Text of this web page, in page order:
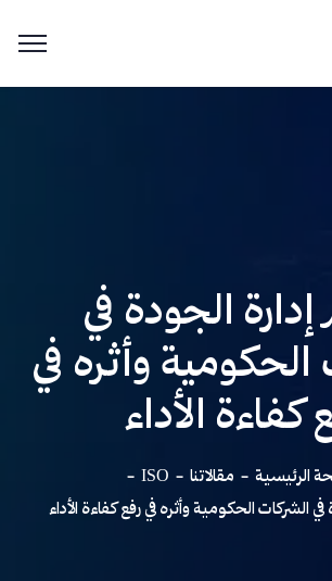
الجودة في
وأثره في
كفاءة الأداء
الرئيسية مقالاتنا
ISO
الشركات الحكومية وأثره في رفع كفاءة الأداء